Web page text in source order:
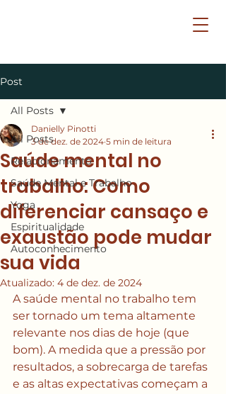
Post
All Posts
Relacionamento
Saúde Mental e Trabalho
Yoga
Espiritualidade
Autoconhecimento
All Posts
Saúde mental no
trabalho: Como
diferenciar cansaço e
exaustão pode mudar
sua vida
Danielly Pinotti
3 de dez. de 2024 5 min de leitura
Atualizado: 4 de dez. de 2024
A saúde mental no trabalho tem
ser tornado um tema altamente
relevante nos dias de hoje (que
bom). A medida que a pressão por
resultados, a sobrecarga de tarefas
e as altas expectativas começam a